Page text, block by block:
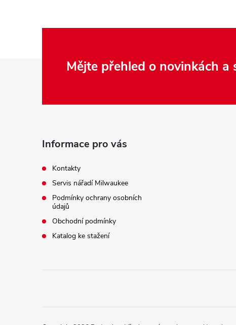
Mějte přehled o novinkách a
Informace pro vás
Kontakty
Servis nářadí Milwaukee
Podmínky ochrany osobních
údajů
Obchodní podmínky
Katalog ke stažení